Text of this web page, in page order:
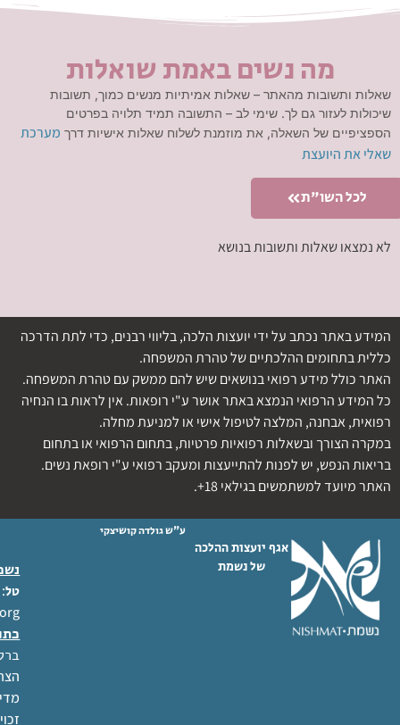
מה נשים באמת שואלות
שאלות ותשובות מהאתר – שאלות אמיתיות מנשים כמוך, תשובות
שיכולות לעזור גם לך. שימי לב – התשובה תמיד תלויה בפרטים
הספציפיים של השאלה, את מוזמנת לשלוח שאלות אישיות דרך מערכת
שאלי את היועצת
לכל השו"ת
לא נמצאו שאלות ותשובות בנושא
המידע באתר נכתב על ידי יועצות הלכה, בליווי רבנים, כדי לתת הדרכה
כללית בתחומים ההלכתיים של טהרת המשפחה.
האתר כולל מידע רפואי בנושאים שיש להם ממשק עם טהרת המשפחה.
כל המידע הרפואי הנמצא באתר אושר ע"י רופאות. אין לראות בו הנחיה
רפואית, אבחנה, המלצה לטיפול אישי או למניעת מחלה.
במקרה הצורך ובשאלות רפואיות פרטיות, בתחום הרפואי או בתחום
בריאות הנפש, יש לפנות להתייעצות ומעקב רפואי ע"י רופאת נשים.
האתר מיועד למשתמשים בגילאי 18+.
אגף יועצות ההלכה
של נשמת
ע"ש גולדה קושיצקי
טל: 02-6404333
ברל